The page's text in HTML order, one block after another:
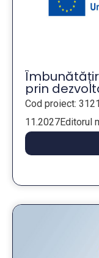
prin
angajaților
municipale
Cod proiect:
11.2027Editorul